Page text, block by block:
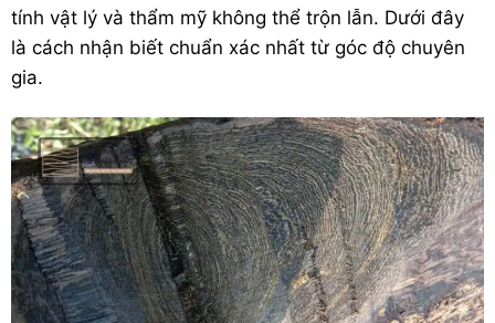
tính vật lý và thẩm mỹ không thể trộn lẫn. Dưới đây
là cách nhận biết chuẩn xác nhất từ góc độ chuyên
gia.